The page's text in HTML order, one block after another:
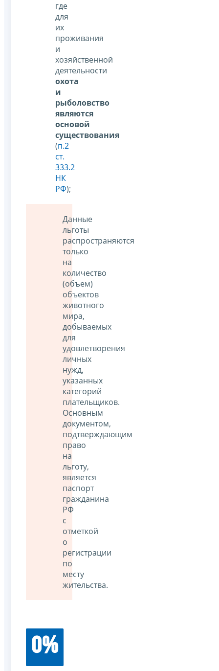
где
для
их
проживания
и
хозяйственной
деятельности
охота
и
рыболовство
являются
основой
существования
(п.2
ст.
333.2
НК
РФ);
Данные
льготы
распространяются
только
на
количество
(объем)
объектов
животного
мира,
добываемых
для
удовлетворения
личных
нужд,
указанных
категорий
плательщиков.
Основным
документом,
подтверждающим
право
на
льготу,
является
паспорт
гражданина
РФ
с
отметкой
о
регистрации
по
месту
жительства.
0%